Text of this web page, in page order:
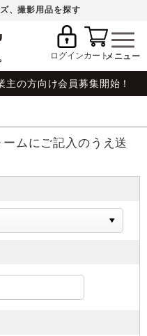
、撮影用品を探す
ログインカート
の方向け会員募集開始！
ムにご記入のうえ送